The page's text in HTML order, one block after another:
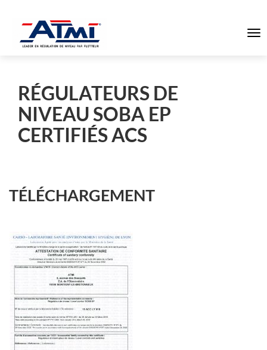
RÉGULATEURS DE
NIVEAU SOBA EP
CERTIFIÉS ACS
TÉLÉCHARGEMENT